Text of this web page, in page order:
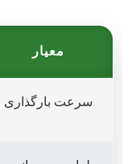
معیار
سرعت بارگذاری